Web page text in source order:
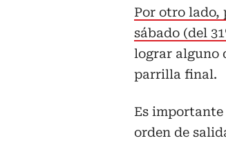
Por otro lado,
sábado (del
lograr alguno
parrilla final.
Es
orden de